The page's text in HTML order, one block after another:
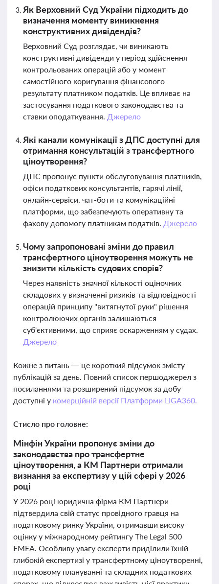
Як Верховний Суд України підходить до
визначення моменту виникнення
конструктивних дивідендів?
Верховний Суд розглядає, чи виникають
конструктивні дивіденди у період здійснення
контрольованих операцій або у момент
самостійного коригування фінансового
результату платником податків. Це впливає на
застосування податкового законодавства та
ставки оподаткування. Джерело
Які канали комунікації з ДПС доступні для
отримання консультацій з трансфертного
ціноутворення?
ДПС пропонує пункти обслуговування платників,
офіси податкових консультантів, гарячі лінії,
онлайн-сервіси, чат-боти та комунікаційні
платформи, що забезпечують оперативну та
фахову допомогу платникам податків. Джерело
Чому запропоновані зміни до правил
трансфертного ціноутворення можуть не
знизити кількість судових спорів?
Через наявність значної кількості оціночних
складових у визначенні ризиків та відповідності
операцій принципу "витягнутої руки" рішення
контролюючих органів залишаються
суб'єктивними, що сприяє оскарженням у судах.
Джерело
Кожне з питань — це короткий підсумок змісту
публікацій за день. Повний список першоджерел з
посиланнями та розширений підсумок за добу
доступні у комерційній версії Платформи LIGA360.
Стисло про головне:
Мінфін України пропонує зміни до
законодавства про трансфертне
ціноутворення, а КМ Партнери отримали
визнання за експертизу у цій сфері у 2026
році
У 2026 році юридична фірма КМ Партнери
підтвердила свій статус провідного гравця на
податковому ринку України, отримавши високу
оцінку у міжнародному рейтингу The Legal 500
EMEA. Особливу увагу експерти приділили їхній
глибокій експертизі у трансфертному ціноутворенні,
податковому плануванні та складних податкових